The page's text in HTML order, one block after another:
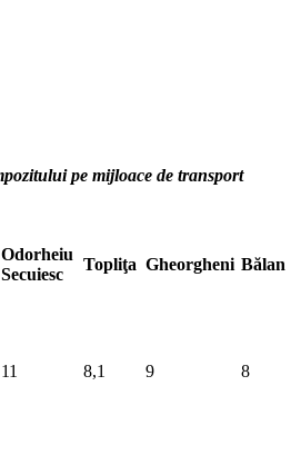
pe mijloace de transport
Odorheiu
Secuiesc
Topliţa Gheorgheni Bălan
11 8,1 9 8